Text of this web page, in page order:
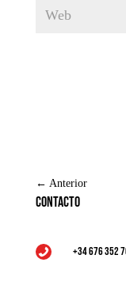
← Anterior
Contacto
 +34 676 352